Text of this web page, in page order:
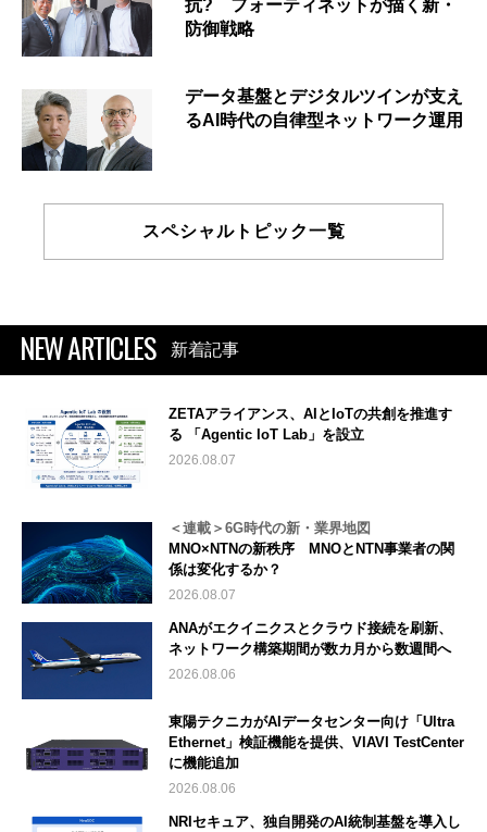
抗? フォーティネットが描く新・
防御戦略
データ基盤とデジタルツインが支え
るAI時代の自律型ネットワーク運用
スペシャルトピック一覧
NEW ARTICLES 新着記事
ZETAアライアンス、AIとIoTの共創を推進す
る 「Agentic IoT Lab」を設立
2026.08.07
＜連載＞6G時代の新・業界地図
MNO×NTNの新秩序 MNOとNTN事業者の関
係は変化するか？
2026.08.07
ANAがエクイニクスとクラウド接続を刷新、
ネットワーク構築期間が数カ月から数週間へ
2026.08.06
東陽テクニカがAIデータセンター向け「Ultra
Ethernet」検証機能を提供、VIAVI TestCenter
に機能追加
2026.08.06
NRIセキュア、独自開発のAI統制基盤を導入し